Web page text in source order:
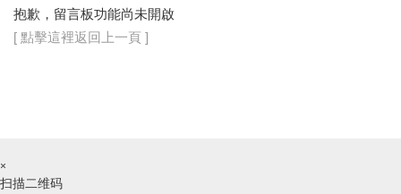
抱歉，留言板功能尚未開啟
[ 點擊這裡返回上一頁 ]
×
扫描二维码